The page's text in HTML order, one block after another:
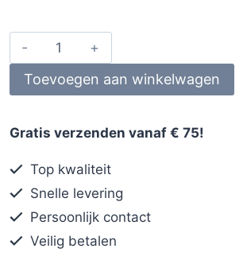
Toevoegen aan winkelwagen
Gratis verzenden vanaf € 75!
Top kwaliteit
Snelle levering
Persoonlijk contact
Veilig betalen